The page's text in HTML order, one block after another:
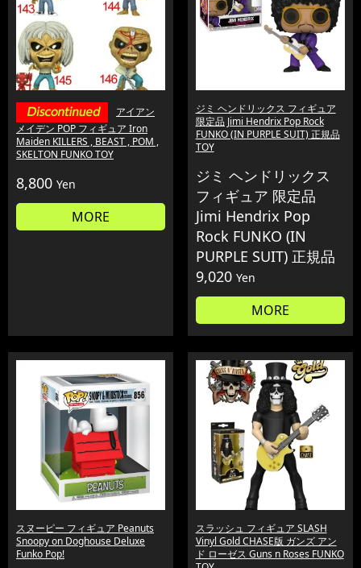
アイアン
メイデン POP フィギュア Iron
Maiden KILLERS , BEAST , POM ,
SKELTON FUNKO TOY
8,800 Yen
MORE
ジミ ヘンドリックス フィギュア
限定品 Jimi Hendrix Pop Rock
FUNKO (IN PURPLE SUIT) 正規品
TOY
ジミ ヘンドリックス
フィギュア 限定品
Jimi Hendrix Pop
Rock FUNKO (IN
PURPLE SUIT) 正規品
9,020 Yen
MORE
スヌーピー フィギュア Peanuts
Snoopy on Doghouse Deluxe
Funko Pop!
スラッシュ フィギュア SLASH
Vinyl Gold CHASE版 ガンズ アン
ド ローゼス Guns n Roses FUNKO